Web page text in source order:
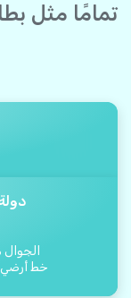
تمامًا مثل
خط